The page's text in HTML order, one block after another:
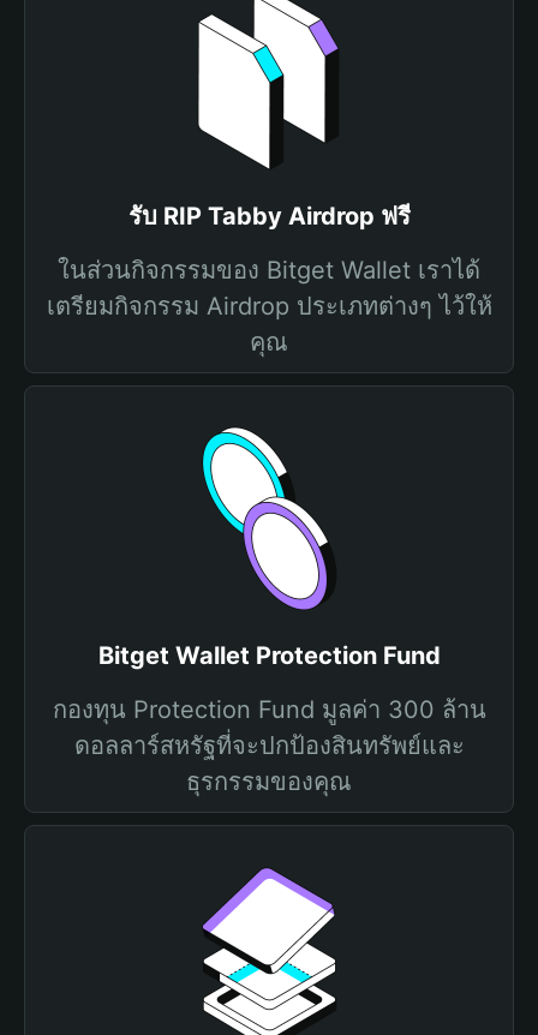
รับ RIP Tabby Airdrop ฟรี
ในส่วนกิจกรรมของ Bitget Wallet เราได้
เตรียมกิจกรรม Airdrop ประเภทต่างๆ ไว้ให้
คุณ
Bitget Wallet Protection Fund
กองทุน Protection Fund มูลค่า 300 ล้าน
ดอลลาร์สหรัฐที่จะปกป้องสินทรัพย์และ
ธุรกรรมของคุณ